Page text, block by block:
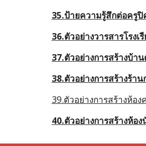
35.ป้ายความรู้สึกต่อครู
36.ตัวอย่างวารสารโรงเ
37.ตัวอย่างการสร้างบ้า
38.ตัวอย่างการสร้างร้า
39.ตัวอย่างการสร้างห้อง
40.ตัวอย่างการสร้างห้อ